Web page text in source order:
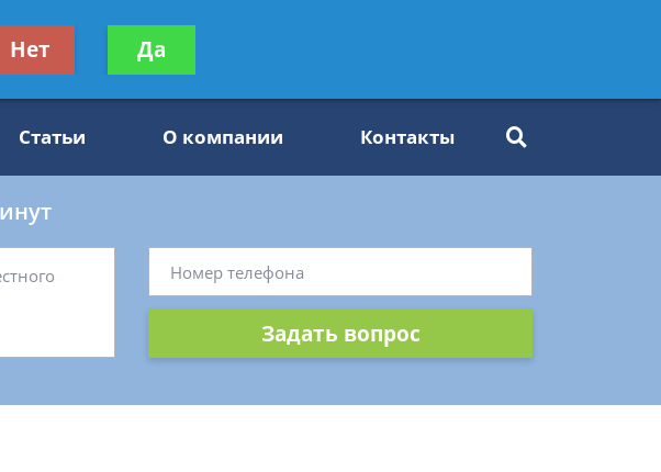
Получите консультацию
бесплатно
Статьи О компании Контакты
Задать вопрос
Нет Да